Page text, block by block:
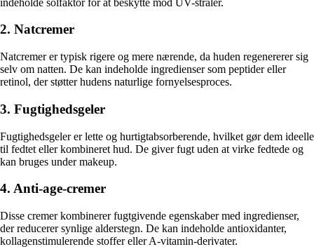
2. Natcremer
Natcremer er typisk rigere og mere nærende, da huden regenererer sig
selv om natten. De kan indeholde ingredienser som peptider eller
retinol, der støtter hudens naturlige fornyelsesproces.
3. Fugtighedsgeler
Fugtighedsgeler er lette og hurtigtabsorberende, hvilket gør dem ideelle
til fedtet eller kombineret hud. De giver fugt uden at virke fedtede og
kan bruges under makeup.
4. Anti-age-cremer
Disse cremer kombinerer fugtgivende egenskaber med ingredienser,
der reducerer synlige alderstegn. De kan indeholde antioxidanter,
kollagenstimulerende stoffer eller A-vitamin-derivater.